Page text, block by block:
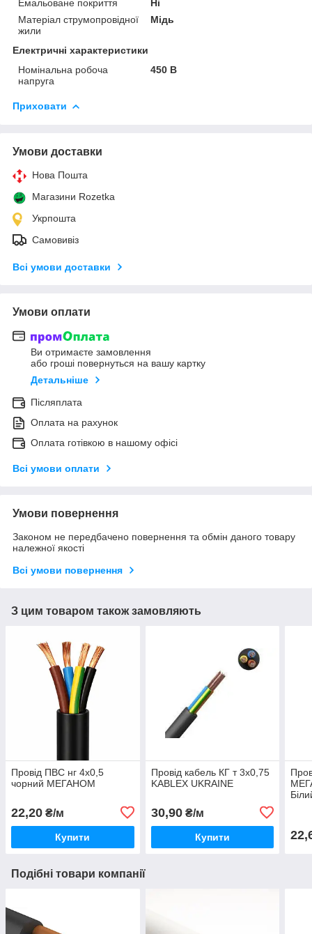
Емальоване покриття
Ні
Матеріал струмопровідної
жили
Мідь
Електричні характеристики
Номінальна робоча
напруга
450 В
Приховати
Умови доставки
Нова Пошта
Магазини Rozetka
Укрпошта
Самовивіз
Всі умови доставки
Умови оплати
Ви отримаєте замовлення
або гроші повернуться на вашу картку
Детальніше
Післяплата
Оплата на рахунок
Оплата готівкою в нашому офісі
Всі умови оплати
Умови повернення
Законом не передбачено повернення та обмін даного товару
належної якості
Всі умови повернення
З цим товаром також замовляють
Провід ПВС нг 4х0,5
чорний МЕГАНОМ
22,20 ₴/м
Купити
Провід кабель КГ т 3х0,75
KABLEX UKRAINE
30,90₴/м
Купити
Подібні товари компанії